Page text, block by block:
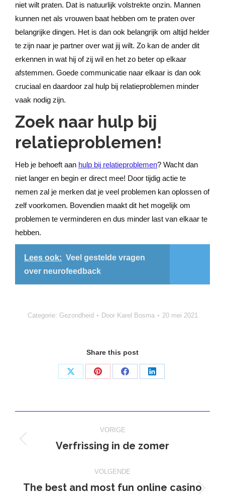
niet wilt praten. Dat is natuurlijk volstrekte onzin. Mannen
kunnen net als vrouwen baat hebben om te praten over
belangrijke dingen. Het is dan ook belangrijk om altijd helder
te zijn naar je partner over wat jij wilt. Zo kan de ander dit
erkennen in wat hij of zij wil en het zo beter op elkaar
afstemmen. Goede communicatie naar elkaar is dan ook
cruciaal en daardoor zal hulp bij relatieproblemen minder
vaak nodig zijn.
Zoek naar hulp bij
relatieproblemen!
Heb je behoeft aan hulp bij relatieproblemen? Wacht dan
niet langer en begin er direct mee! Door tijdig actie te
nemen zal je merken dat je veel problemen kan oplossen of
zelf voorkomen. Bovendien maakt dit het mogelijk om
problemen te verminderen en dus minder last van elkaar te
hebben.
Lees ook: Veel gestelde vragen
over neurofeedback
Categorie: Gezondheid Door Karel Bosma 20 mei 2021
Share this post
Deel
Deel
Deel
Deel
navigatie
VORIGE
Vorig
Verfrissing in de zomer
VOLGENDE
The best and most fun online casino